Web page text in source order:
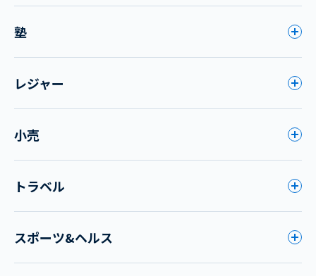
塾
レジャー
小売
トラベル
スポーツ&ヘルス